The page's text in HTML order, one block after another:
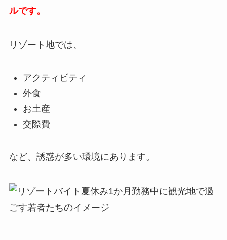
ルです。
リゾート地では、
アクティビティ
外食
お土産
交際費
など、誘惑が多い環境にあります。